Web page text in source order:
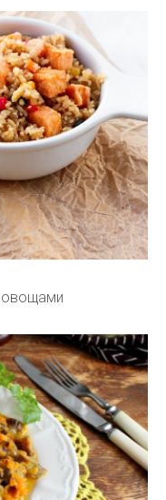
овощами